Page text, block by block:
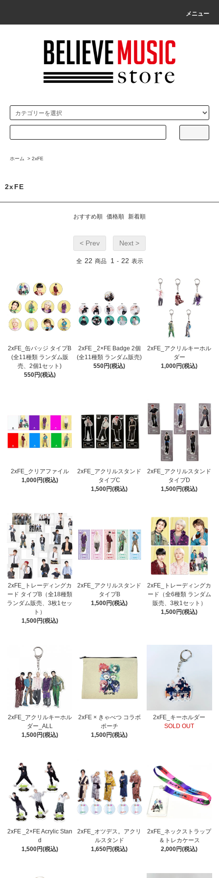
メニュー
ホーム > 2xFE
2xFE
おすすめ順 価格順 新着順
< Prev Next >
全 22 商品 1 - 22 表示
2xFE_缶バッジ タイプB
(全11種類 ランダム販
売、2個1セット)
550円(税込)
2xFE _2×FE Badge 2個
(全11種類 ランダム販売)
550円(税込)
2xFE_アクリルキーホル
ダー
1,000円(税込)
2xFE_クリアファイル
1,000円(税込)
2xFE_アクリルスタンド
タイプC
1,500円(税込)
2xFE_アクリルスタンド
タイプD
1,500円(税込)
2xFE_トレーディングカ
ード タイプB（全18種類
ランダム販売、3枚1セッ
ト）
1,500円(税込)
2xFE_アクリルスタンド
タイプB
1,500円(税込)
2xFE_トレーディングカ
ード（全6種類 ランダム
販売、3枚1セット）
1,500円(税込)
2xFE_アクリルキーホル
ダー_ALL
1,500円(税込)
2xFE × きゃべつ コラボ
ポーチ
1,500円(税込)
2xFE_キーホルダー
SOLD OUT
2xFE _2×FE Acrylic Stan
d
1,500円(税込)
2xFE_オツデス。アクリ
ルスタンド
1,650円(税込)
2xFE_ネックストラップ
＆トレカケース
2,000円(税込)